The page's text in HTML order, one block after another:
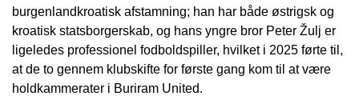
burgenlandkroatisk afstamning; han har både østrigsk og
kroatisk statsborgerskab, og hans yngre bror Peter Žulj er
ligeledes professionel fodboldspiller, hvilket i 2025 førte til,
at de to gennem klubskifte for første gang kom til at være
holdkammerater i Buriram United.